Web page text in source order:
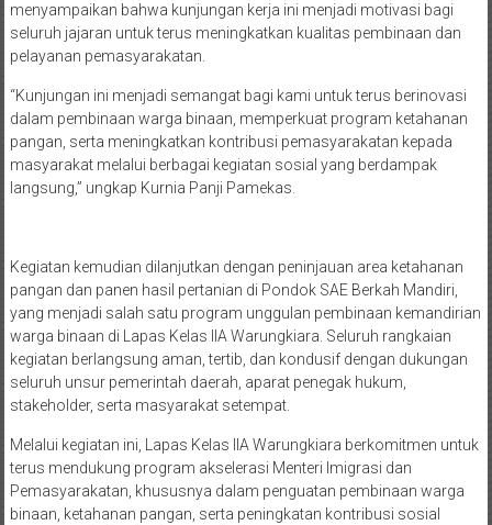
menyampaikan bahwa kunjungan kerja ini menjadi motivasi bagi
seluruh jajaran untuk terus meningkatkan kualitas pembinaan dan
pelayanan pemasyarakatan.
“Kunjungan ini menjadi semangat bagi kami untuk terus berinovasi
dalam pembinaan warga binaan, memperkuat program ketahanan
pangan, serta meningkatkan kontribusi pemasyarakatan kepada
masyarakat melalui berbagai kegiatan sosial yang berdampak
langsung,” ungkap Kurnia Panji Pamekas.
Kegiatan kemudian dilanjutkan dengan peninjauan area ketahanan
pangan dan panen hasil pertanian di Pondok SAE Berkah Mandiri,
yang menjadi salah satu program unggulan pembinaan kemandirian
warga binaan di Lapas Kelas IIA Warungkiara. Seluruh rangkaian
kegiatan berlangsung aman, tertib, dan kondusif dengan dukungan
seluruh unsur pemerintah daerah, aparat penegak hukum,
stakeholder, serta masyarakat setempat.
Melalui kegiatan ini, Lapas Kelas IIA Warungkiara berkomitmen untuk
terus mendukung program akselerasi Menteri Imigrasi dan
Pemasyarakatan, khususnya dalam penguatan pembinaan warga
binaan, ketahanan pangan, serta peningkatan kontribusi sosial